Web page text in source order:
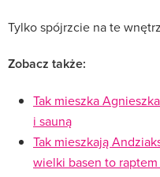
Tylko spójrzcie na te
Zobacz także:
Tak mieszka
i sauną
Tak mieszkają
wielki basen to